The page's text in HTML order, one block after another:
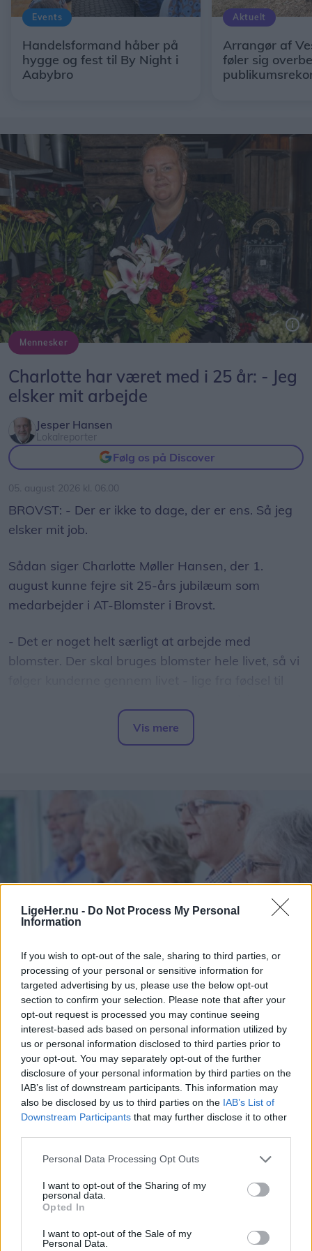
LigeHer.nu - Do Not Process My Personal
Information
If you wish to opt-out of the sale, sharing to third parties, or
processing of your personal or sensitive information for
targeted advertising by us, please use the below opt-out
section to confirm your selection. Please note that after your
opt-out request is processed you may continue seeing
interest-based ads based on personal information utilized by
us or personal information disclosed to third parties prior to
your opt-out. You may separately opt-out of the further
disclosure of your personal information by third parties on the
IAB’s list of downstream participants. This information may
also be disclosed by us to third parties on the IAB’s List of
Downstream Participants that may further disclose it to other
Personal Data Processing Opt Outs
I want to opt-out of the Sharing of my
personal data.
Opted In
I want to opt-out of the Sale of my
Personal Data.
Events
Handelsformand håber på
hygge og fest til By Night i
Aabybro
Aktuelt
Arrangør af
føler sig
Mennesker
Charlotte har været med i 25 år: - Jeg
elsker mit arbejde
Jesper Hansen
Lokalreporter
Følg os på Discover
05. august 2026 kl. 06.00
BROVST: - Der er ikke to dage, der er ens. Så jeg
elsker mit job.
Sådan siger Charlotte Møller Hansen, der 1.
august kunne fejre sit 25-års jubilæum som
medarbejder i AT-Blomster i Brovst.
- Det er noget helt særligt at arbejde med
blomster. Der skal bruges blomster hele livet, så vi
Det hele begyndte, da hun som 17-årig blev ansat
- Det hed det dengang. Nu kalder man det jo
ungarbejder. Det var et par timer hver dag efter
skoletid, hvor jeg lavede lidt af hvert, men jeg
kunne lide at være hos Annelise og Tage.
Charlotte sagde ja
lyst til at komme i lære som blomsterbinder, var
hun på ingen måde i tvivl.
uddannelsen med to år på handelsskole og to år
Vis mere
Demenskor vender tilbage til
Aabybro
Lokalredaktionen
Følg os på Discover
06. august 2026 kl. 14.08
HUNE/AABYBRO: Efter en god start i foråret 2025
vender demenskorene nu tilbage i Jammerbugt.
Tilbuddet blev taget godt imod af både mennesker
Koret i Hune fortsætter, mens der i efteråret
oprettes et nyt demenskor i Aabybro.